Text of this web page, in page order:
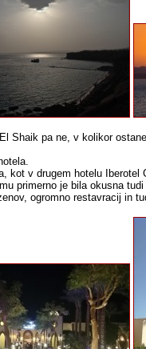
Shaik pa ne, v kolikor
kot v drugem hotelu Iberotel
primerno je bila okusna tudi
ogromno restavracij in